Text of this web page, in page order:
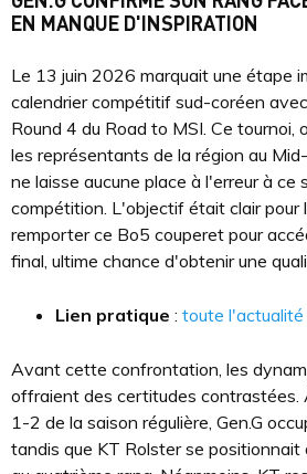
EN MANQUE D'INSPIRATION
Le 13 juin 2026 marquait une étape
calendrier compétitif sud-coréen
Round 4 du Road to MSI. Ce tournoi,
les représentants de la région au
ne laisse aucune place à l'erreur à ce
compétition. L'objectif était clair pour
remporter ce Bo5 couperet pour
final, ultime chance d'obtenir une
Lien pratique : toute
Avant cette confrontation, les
offraient des certitudes contrastées.
1-2 de la saison régulière, Gen.G
tandis que KT Rolster se positionnait